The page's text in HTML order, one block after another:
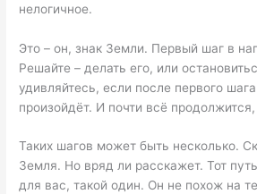
нелогичное.
Это – он, знак Земли. Первый шаг в
Решайте – делать его, или
удивляйтесь, если после первого
произойдёт. И почти всё
Таких шагов может быть несколько.
Земля. Но вряд ли расскажет. Тот
для вас, такой один. Он не похож на